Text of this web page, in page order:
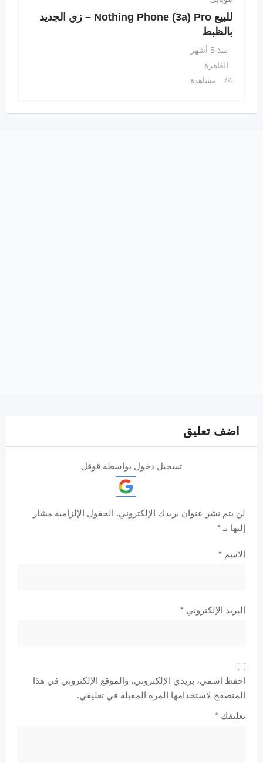
للبيع Nothing Phone (3a) Pro – زي الجديد
بالظبط
منذ 5 أشهر
القاهرة
74 مشاهدة
اضف تعليق
تسجيل دخول بواسطة قوقل
لن يتم نشر عنوان بريدك الإلكتروني. الحقول الإلزامية مشار
إليها بـ *
الاسم *
البريد الإلكتروني *
احفظ اسمي، بريدي الإلكتروني، والموقع الإلكتروني في هذا
المتصفح لاستخدامها المرة المقبلة في تعليقي.
تعليقك *